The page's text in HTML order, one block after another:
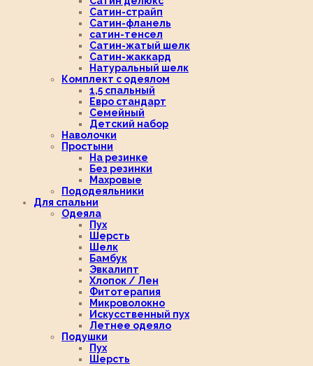
Сатин-страйп
Сатин-фланель
сатин-тенсел
Сатин-жатый шелк
Сатин-жаккард
Натуральный шелк
Комплект с одеялом
1,5 спальный
Евро стандарт
Семейный
Детский набор
Наволочки
Простыни
На резинке
Без резинки
Махровые
Пододеяльники
Для спальни
Одеяла
Пух
Шерсть
Шелк
Бамбук
Эвкалипт
Хлопок / Лен
Фитотерапия
Микроволокно
Искусственный пух
Летнее одеяло
Подушки
Пух
Шерсть